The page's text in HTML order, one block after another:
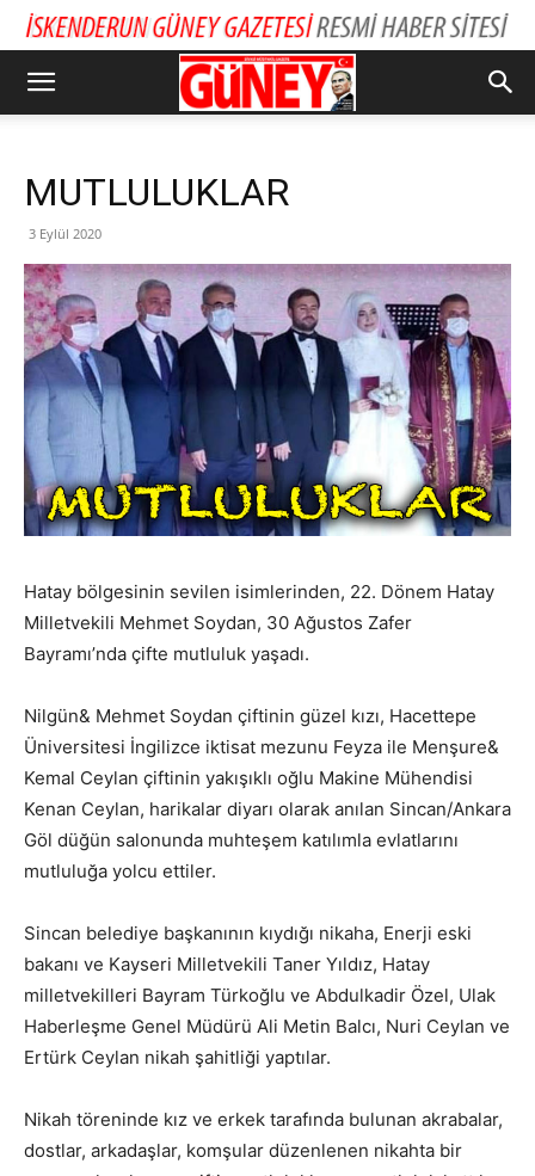
MUTLULUKLAR
3 Eylül 2020
Hatay bölgesinin sevilen isimlerinden, 22. Dönem Hatay
Milletvekili Mehmet Soydan, 30 Ağustos Zafer
Bayramı’nda çifte mutluluk yaşadı.
Nilgün& Mehmet Soydan çiftinin güzel kızı, Hacettepe
Üniversitesi İngilizce iktisat mezunu Feyza ile Menşure&
Kemal Ceylan çiftinin yakışıklı oğlu Makine Mühendisi
Kenan Ceylan, harikalar diyarı olarak anılan Sincan/Ankara
Göl düğün salonunda muhteşem katılımla evlatlarını
mutluluğa yolcu ettiler.
Sincan belediye başkanının kıydığı nikaha, Enerji eski
bakanı ve Kayseri Milletvekili Taner Yıldız, Hatay
milletvekilleri Bayram Türkoğlu ve Abdulkadir Özel, Ulak
Haberleşme Genel Müdürü Ali Metin Balcı, Nuri Ceylan ve
Ertürk Ceylan nikah şahitliği yaptılar.
Nikah töreninde kız ve erkek tarafında bulunan akrabalar,
dostlar, arkadaşlar, komşular düzenlenen nikahta bir